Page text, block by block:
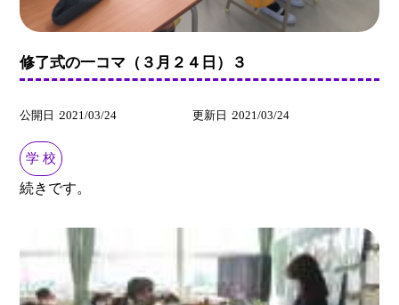
修了式の一コマ（３月２４日）３
公開日 2021/03/24 更新日 2021/03/24
学 校
続きです。